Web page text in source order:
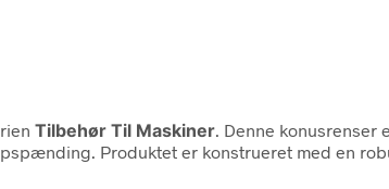
Tilbehør Til Maskiner . Denne
Produktet er konstrueret med en